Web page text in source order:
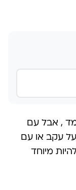
, אבל עם
עקב או עם
מיוחד